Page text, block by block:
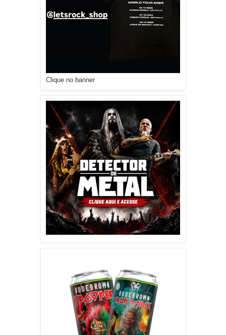
Clique no banner